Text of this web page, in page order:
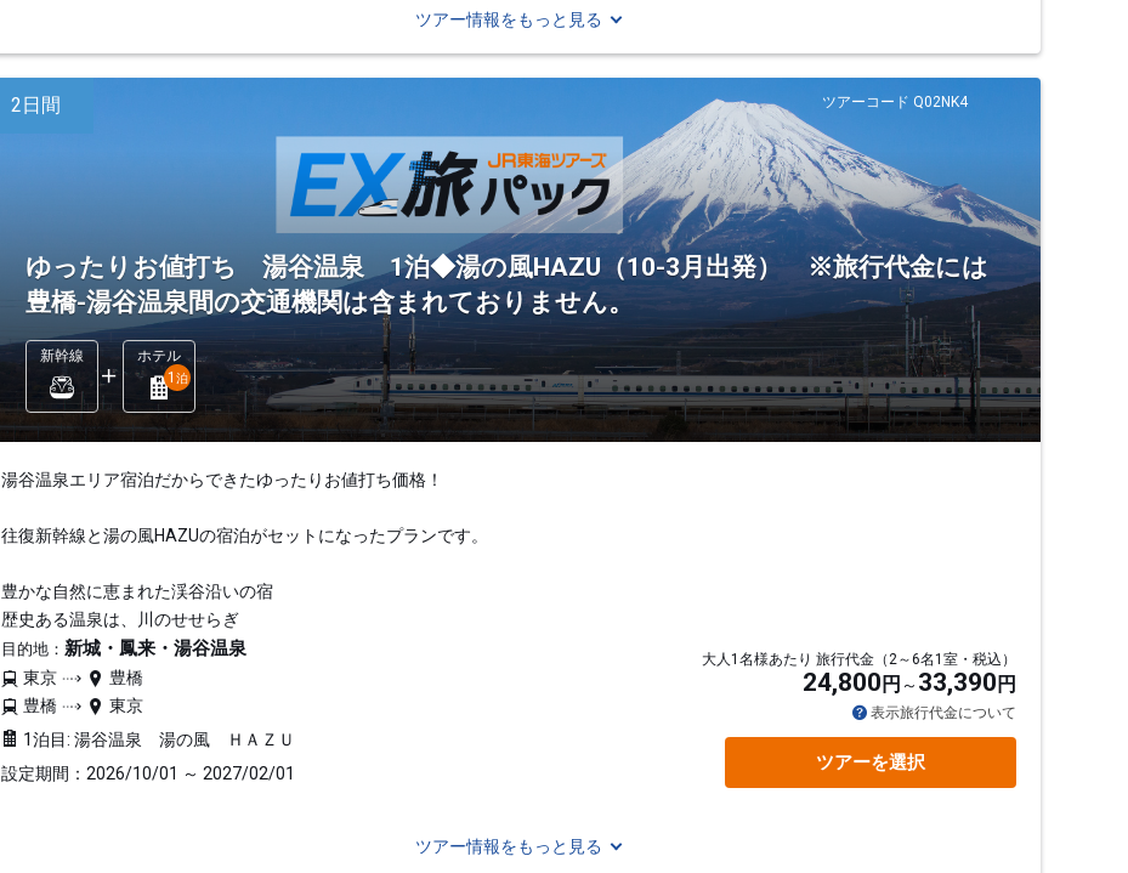
ツアー情報をもっと見る
ツアーコード Q02NK4
2日間
ゆったりお値打ち 湯谷温泉 1泊◆湯の風HAZU（10-3月出発） ※旅行代金には
豊橋-湯谷温泉間の交通機関は含まれておりません。
新幹線
ホテル
1 泊
湯谷温泉エリア宿泊だからできたゆったりお値打ち価格！
往復新幹線と湯の風HAZUの宿泊がセットになったプランです。
豊かな自然に恵まれた渓谷沿いの宿
歴史ある温泉は、川のせせらぎ
目的地： 新城・鳳来・湯谷温泉
東京
豊橋
豊橋
東京
1泊目: 湯谷温泉 湯の風 ＨＡＺＵ
設定期間：2026/10/01 ～ 2027/02/01
大人1名様あたり 旅行代金（2～6名1室・税込）
24,800 円 33,390 円
表示旅行代金について
ツアーを選択
ツアー情報をもっと見る